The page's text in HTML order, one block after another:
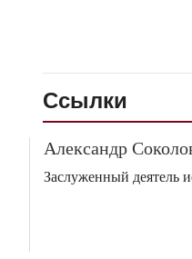
Ссылки
Александр
Заслуженный деятель